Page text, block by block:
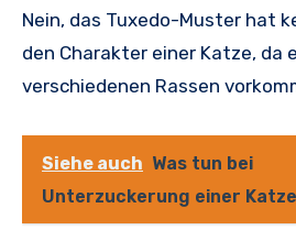
Nein, das Tuxedo-Muster hat
den Charakter einer Katze, da
verschiedenen Rassen
Siehe auch Was tun bei
Unterzuckerung einer